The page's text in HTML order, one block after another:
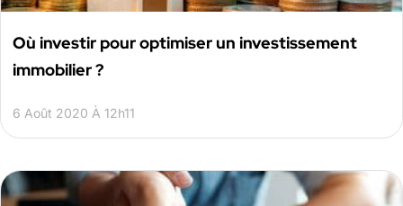
Où investir pour optimiser un investissement
immobilier ?
6 Août 2020 À 12h11